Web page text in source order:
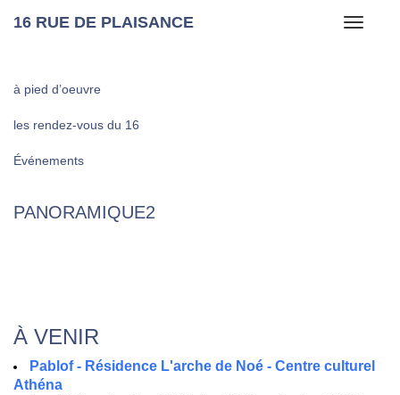
Toggle
16 RUE DE PLAISANCE
à pied d’oeuvre
les rendez-vous du 16
Événements
PANORAMIQUE2
À VENIR
Pablof - Résidence L'arche de Noé - Centre culturel
Athéna